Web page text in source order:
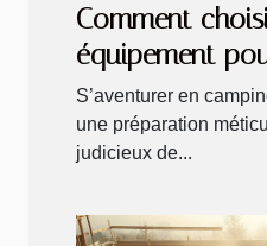
Comment
équipement
sauvage
S’aventurer en
une préparation
judicieux de...